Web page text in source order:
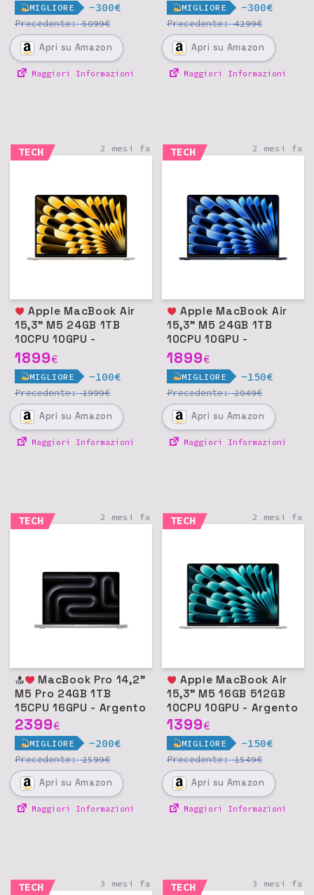
MIGLIORE -300€
Precedente:5099€
Apri su Amazon
Maggiori Informazioni
MIGLIORE -300€
Precedente:4299€
Apri su Amazon
Maggiori Informazioni
TECH 2 mesi fa
Apple MacBook Air
15,3" M5 24GB 1TB
10CPU 10GPU -
Galassia
1899€
MIGLIORE -100€
Precedente:1999€
Apri su Amazon
Maggiori Informazioni
TECH 2 mesi fa
Apple MacBook Air
15,3" M5 24GB 1TB
10CPU 10GPU -
Mezzanotte
1899€
MIGLIORE -150€
Precedente:2049€
Apri su Amazon
Maggiori Informazioni
TECH 2 mesi fa
M5 Pro 24GB 1TB
15CPU 16GPU - Argento
2399€
MIGLIORE -200€
Precedente:2599€
Apri su Amazon
Maggiori Informazioni
TECH 2 mesi fa
Apple MacBook Air
15,3" M5 16GB 512GB
10CPU 10GPU - Argento
1399€
MIGLIORE -150€
Precedente:1549€
Apri su Amazon
Maggiori Informazioni
TECH 3 mesi fa TECH 3 mesi fa